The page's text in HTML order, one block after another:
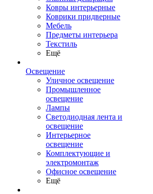
Ковры интерьерные
Коврики придверные
Мебель
Предметы интерьера
Текстиль
Ещё
Освещение
Уличное освещение
Промышленное
освещение
Лампы
Светодиодная лента и
освещение
Интерьерное
освещение
Комплектующие и
электромонтаж
Офисное освещение
Ещё